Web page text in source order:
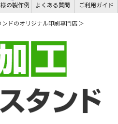
の製作例 よくある質問 ご利用ガイド
ンドのオリジナル印刷専門店＞